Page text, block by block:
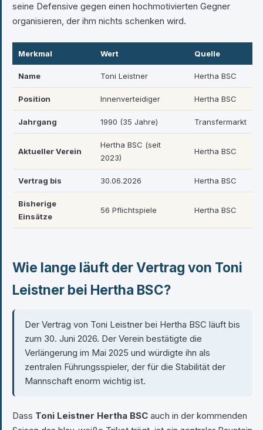
seine Defensive gegen einen hochmotivierten Gegner
organisieren, der ihm nichts schenken wird.
Merkmal Wert Quelle
Name Toni Leistner Hertha BSC
Position Innenverteidiger Hertha BSC
Jahrgang 1990 (35 Jahre) Transfermarkt
Aktueller Verein
Hertha BSC (seit
2023)
Hertha BSC
Vertrag bis 30.06.2026 Hertha BSC
Bisherige
Einsätze
56 Pflichtspiele Hertha BSC
Wie lange läuft der Vertrag von Toni
Leistner bei Hertha BSC?
Der Vertrag von Toni Leistner bei Hertha BSC läuft bis
zum 30. Juni 2026. Der Verein bestätigte die
Verlängerung im Mai 2025 und würdigte ihn als
zentralen Führungsspieler, der für die Stabilität der
Mannschaft enorm wichtig ist.
Dass Toni Leistner Hertha BSC auch in der kommenden